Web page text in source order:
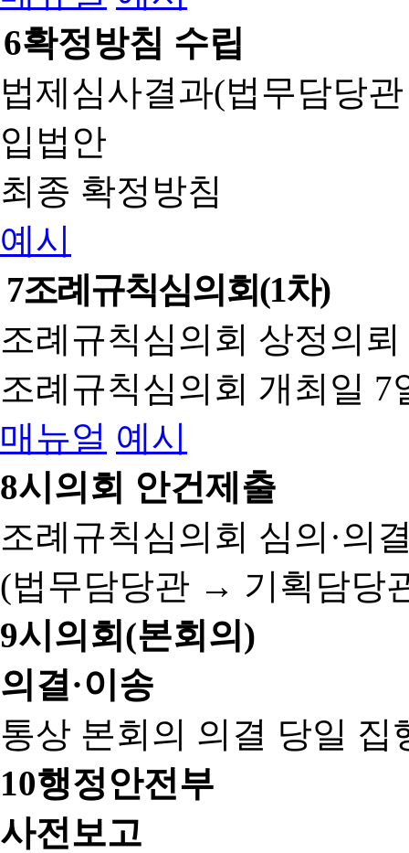
6확정방침 수립
법제심사결과(법무담당
입법안
최종 확정방침
예시
7조례규칙심의회(1차)
조례규칙심의회 상정의
조례규칙심의회 개최일 7
매뉴얼 예시
8시의회 안건제출
조례규칙심의회 심의·의
(법무담당관 → 기획담당
9시의회(본회의)
의결·이송
통상 본회의 의결 당일 집
10행정안전부
사전보고